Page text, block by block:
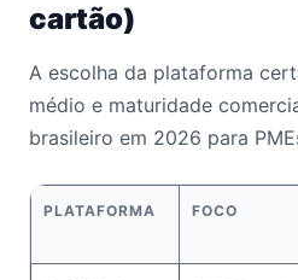
cartão)
A escolha da plataforma
médio e maturidade
brasileiro em 2026 para
PLATAFORMA FOCO